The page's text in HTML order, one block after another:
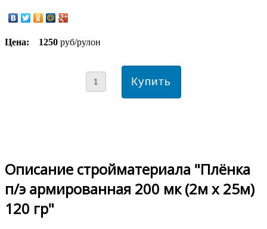
Цена: 1250 руб/рулон
Описание стройматериала "Плёнка
п/э армированная 200 мк (2м х 25м)
120 гр"